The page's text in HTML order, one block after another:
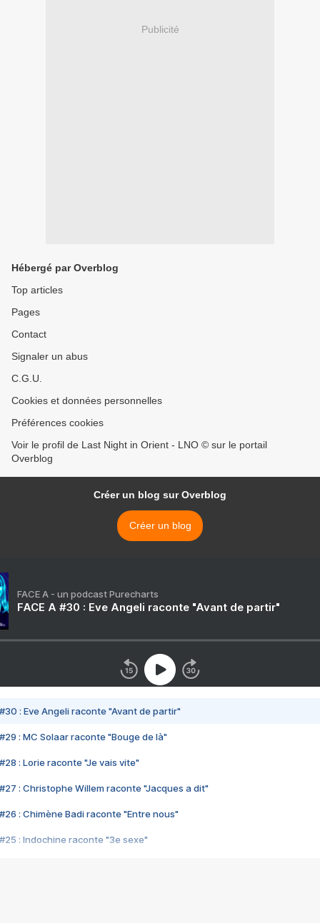
Publicité
Hébergé par Overblog
Top articles
Pages
Contact
Signaler un abus
C.G.U.
Cookies et données personnelles
Préférences cookies
Voir le profil de Last Night in Orient - LNO © sur le portail
Overblog
Créer un blog sur Overblog
Créer un blog
FACE A - un podcast Purecharts
FACE A #30 : Eve Angeli raconte "Avant de partir"
#30 : Eve Angeli raconte "Avant de partir"
#29 : MC Solaar raconte "Bouge de là"
#28 : Lorie raconte "Je vais vite"
#27 : Christophe Willem raconte "Jacques a dit"
#26 : Chimène Badi raconte "Entre nous"
#25 : Indochine raconte "3e sexe"